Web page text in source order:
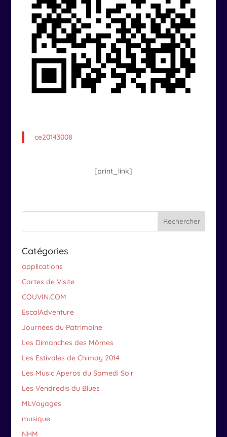
ce20143008
[print_link]
Catégories
applications
Cartes de Visite
COUVIN.COM
EscalAdventure
Journées du Patrimoine
Les Dimanches des Mômes
Les Estivales de Chimay 2014
Les Music Aperos du Samedi Soir
Les Vendredis du Blues
MLVoyages
musique
NHM